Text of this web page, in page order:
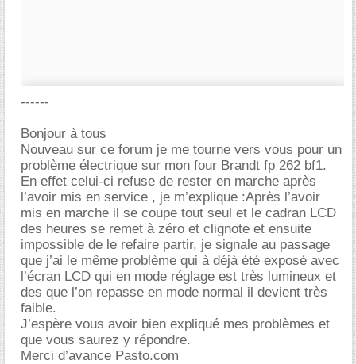
------
Bonjour à tous
Nouveau sur ce forum je me tourne vers vous pour un
problème électrique sur mon four Brandt fp 262 bf1.
En effet celui-ci refuse de rester en marche après
l’avoir mis en service , je m’explique :Après l’avoir
mis en marche il se coupe tout seul et le cadran LCD
des heures se remet à zéro et clignote et ensuite
impossible de le refaire partir, je signale au passage
que j’ai le même problème qui à déjà été exposé avec
l’écran LCD qui en mode réglage est très lumineux et
des que l’on repasse en mode normal il devient très
faible.
J’espère vous avoir bien expliqué mes problèmes et
que vous saurez y répondre.
Merci d’avance Pasto.com